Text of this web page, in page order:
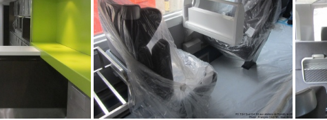
IMG 8822 IMG 8816